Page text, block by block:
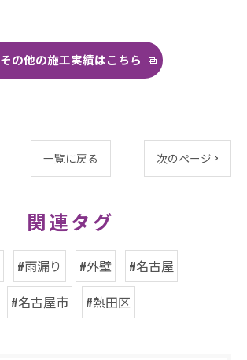
その他の施工実績はこちら
一覧に戻る 次のページ >
関連タグ
#雨漏り #外壁
#名古屋
#名古屋市
#熱田区